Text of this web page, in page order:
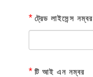
* ট্রেড লাইসেন্স নম্বর
* টি আই এন নম্বর